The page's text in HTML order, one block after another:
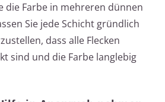
die Farbe in mehreren dünnen
Sie jede Schicht gründlich
dass alle Flecken
sind und die Farbe langlebig